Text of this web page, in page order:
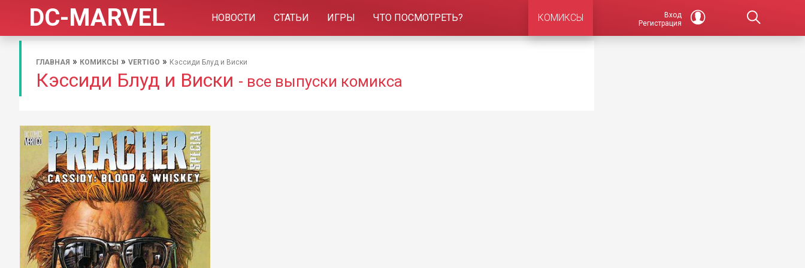
DC-MARVEL НОВОСТИ СТАТЬИ ИГРЫ ЧТО ПОСМОТРЕТЬ? КОМИКСЫ
Вход
Регистрация
ГЛАВНАЯ » КОМИКСЫ » VERTIGO » Кэссиди Блуд и Виски
Кэссиди Блуд и Виски - все выпуски комикса